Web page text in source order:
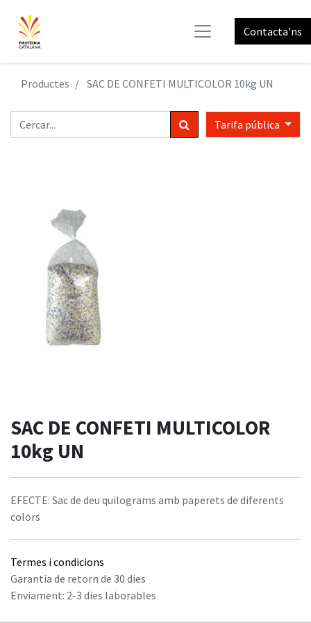
Contacta'ns
Productes SAC DE CONFETI MULTICOLOR 10kg UN
Tarifa pública
SAC DE CONFETI MULTICOLOR
10kg UN
EFECTE: Sac de deu quilograms amb paperets de diferents
colors
Termes i condicions
Garantia de retorn de 30 dies
Enviament: 2-3 dies laborables